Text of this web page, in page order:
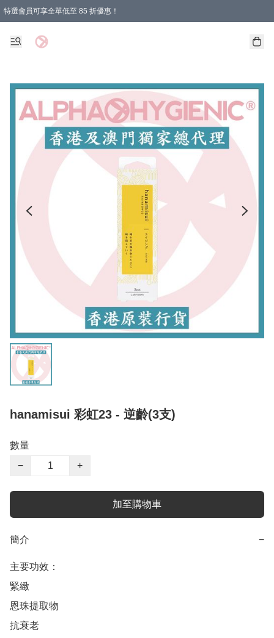
特選會員可享全單低至 85 折優惠！
購物滿 HKD 1000.00即享免運費優惠！（適用於 特定的送貨方式 )
hanamisui 彩虹23 - 逆齡(3支)
數量
−
+
加至購物車
簡介 −
主要功效：
緊緻
恩珠提取物
抗衰老